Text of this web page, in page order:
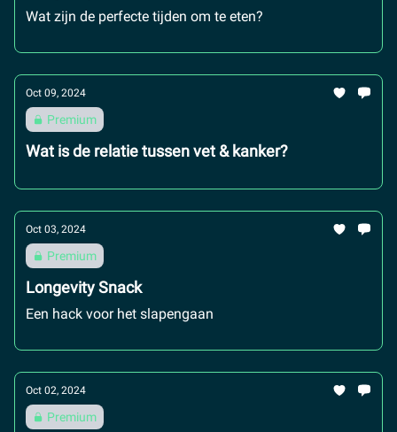
Wat zijn de perfecte tijden om te eten?
Oct 09, 2024
Premium
Wat is de relatie tussen vet & kanker?
Oct 03, 2024
Premium
Longevity Snack
Een hack voor het slapengaan
Oct 02, 2024
Premium